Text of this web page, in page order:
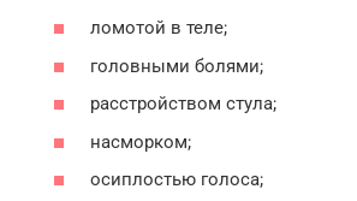
ломотой в теле;
головными болями;
расстройством стула;
насморком;
осиплостью голоса;